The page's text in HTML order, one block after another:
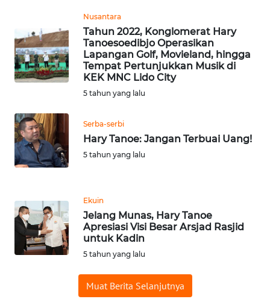
Nusantara
Tahun 2022, Konglomerat Hary
Tanoesoedibjo Operasikan
Lapangan Golf, Movieland, hingga
Tempat Pertunjukkan Musik di
KEK MNC Lido City
5 tahun yang lalu
Serba-serbi
Hary Tanoe: Jangan Terbuai Uang!
5 tahun yang lalu
Ekuin
Jelang Munas, Hary Tanoe
Apresiasi Visi Besar Arsjad Rasjid
untuk Kadin
5 tahun yang lalu
Muat Berita Selanjutnya
WN
JAKARTA
WN
JABAR
WN
BANTEN
WN
WN
KEPRI
WN